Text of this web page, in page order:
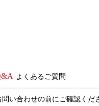
よくあるご質問
問い合わせの前にご確認くだ